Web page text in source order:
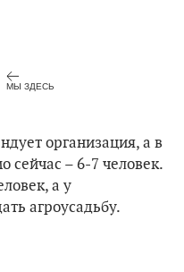
МЫ ЗДЕСЬ
организация, а в
сейчас – 6-7 человек.
а у
агроусадьбу.